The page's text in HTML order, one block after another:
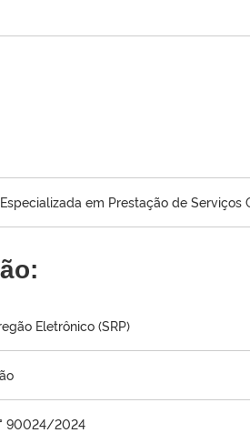
em Prestação de Serviços
Eletrônico (SRP)
90024/2024